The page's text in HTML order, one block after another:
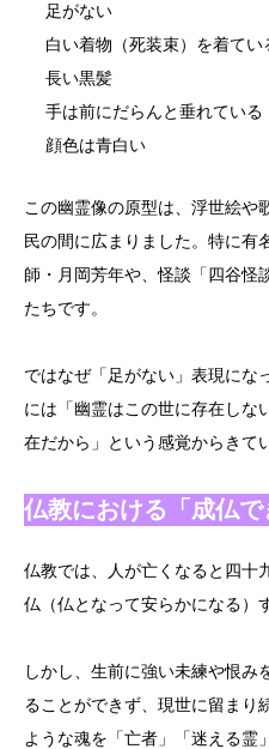
足がない
白い着物（死装束）を着てい
長い黒髪
手は前にだらんと垂れている
顔色は青白い
この幽霊像の原型は、浮世絵や
民の間に広まりました。特に有
師・月岡芳年や、怪談「四谷怪
たちです。
ではなぜ「足がない」表現にな
には「幽霊はこの世に存在しな
在だから」という感覚からきて
仏教における「成仏で
仏教では、人が亡くなると四十
仏（仏となって安らかになる）
しかし、生前に強い未練や恨み
ることができず、現世に留まり
ような魂を「亡者」「迷える霊